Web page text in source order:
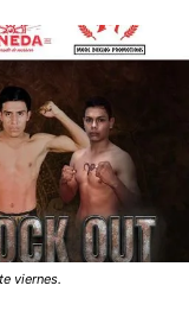
viernes.